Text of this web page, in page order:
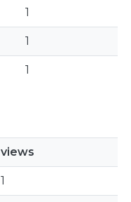
1
1
1
views
1